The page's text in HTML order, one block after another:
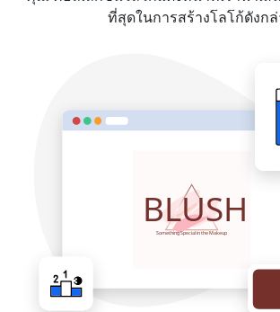
ที่สุดในการสร้างโลโก้ดังกล่